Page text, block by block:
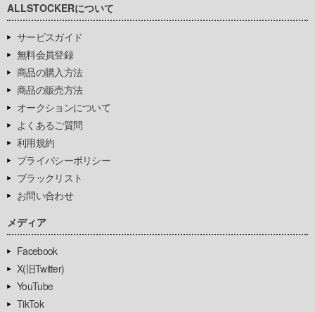
ALLSTOCKERについて
サービスガイド
無料会員登録
商品の購入方法
商品の販売方法
オークションについて
よくあるご質問
利用規約
プライバシーポリシー
ブラックリスト
お問い合わせ
メディア
Facebook
X(旧Twitter)
YouTube
TikTok